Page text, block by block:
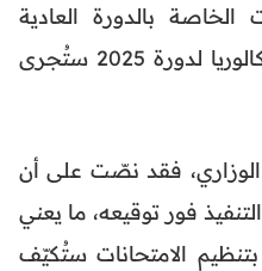
الخاصة بالدورة العادية
للامتحان الوطني الموحد للبكالوريا لدورة 2025 ستُجرى
الوزاري، فقد نصّت على أن
فور توقيعه، ما يعني
بتنظيم الامتحانات ستُكيّف